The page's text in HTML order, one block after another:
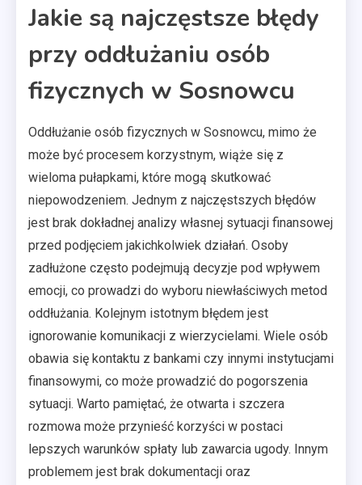
Jakie są najczęstsze błędy
przy oddłużaniu osób
fizycznych w Sosnowcu
Oddłużanie osób fizycznych w Sosnowcu, mimo że
może być procesem korzystnym, wiąże się z
wieloma pułapkami, które mogą skutkować
niepowodzeniem. Jednym z najczęstszych błędów
jest brak dokładnej analizy własnej sytuacji finansowej
przed podjęciem jakichkolwiek działań. Osoby
zadłużone często podejmują decyzje pod wpływem
emocji, co prowadzi do wyboru niewłaściwych metod
oddłużania. Kolejnym istotnym błędem jest
ignorowanie komunikacji z wierzycielami. Wiele osób
obawia się kontaktu z bankami czy innymi instytucjami
finansowymi, co może prowadzić do pogorszenia
sytuacji. Warto pamiętać, że otwarta i szczera
rozmowa może przynieść korzyści w postaci
lepszych warunków spłaty lub zawarcia ugody. Innym
problemem jest brak dokumentacji oraz